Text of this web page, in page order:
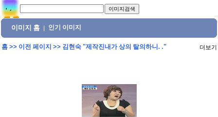
이미지 홈 인기 이미지
홈>> 이전 페이지 >> 김현숙 "제작진내가 상의 탈의하니. ." 더보기